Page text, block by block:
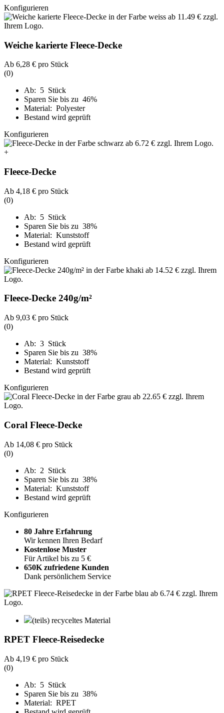
Konfigurieren
Weiche karierte Fleece-Decke
Ab 6,28 € pro Stück
(0)
Ab: 5 Stück
Sparen Sie bis zu 46%
Material: Polyester
Bestand wird geprüft
Konfigurieren
+
Fleece-Decke
Ab 4,18 € pro Stück
(0)
Ab: 5 Stück
Sparen Sie bis zu 38%
Material: Kunststoff
Bestand wird geprüft
Konfigurieren
Fleece-Decke 240g/m²
Ab 9,03 € pro Stück
(0)
Ab: 3 Stück
Sparen Sie bis zu 38%
Material: Kunststoff
Bestand wird geprüft
Konfigurieren
Coral Fleece-Decke
Ab 14,08 € pro Stück
(0)
Ab: 2 Stück
Sparen Sie bis zu 38%
Material: Kunststoff
Bestand wird geprüft
Konfigurieren
80 Jahre Erfahrung
Wir kennen Ihren Bedarf
Kostenlose Muster
Für Artikel bis zu 5 €
650K zufriedene Kunden
Dank persönlichem Service
(teils) recyceltes Material
RPET Fleece-Reisedecke
Ab 4,19 € pro Stück
(0)
Ab: 5 Stück
Sparen Sie bis zu 38%
Material: RPET